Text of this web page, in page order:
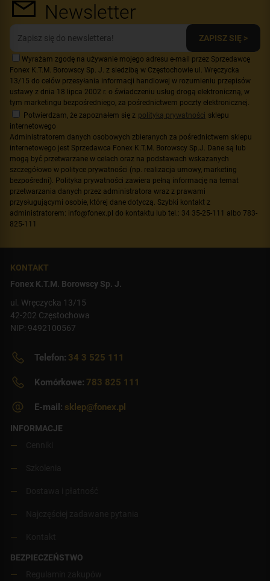
Newsletter
ZAPISZ SIĘ >
Wyrażam zgodę na używanie mojego adresu e-mail przez Sprzedawcę
Fonex K.T.M. Borowscy Sp. J. z siedzibą w Częstochowie ul. Wręczycka
13/15 do celów przesyłania informacji handlowej w rozumieniu przepisów
ustawy z dnia 18 lipca 2002 r. o świadczeniu usług drogą elektroniczną, w
tym marketingu bezpośredniego, za pośrednictwem poczty elektronicznej.
Potwierdzam, że zapoznałem się z polityką prywatności sklepu
internetowego
Administratorem danych osobowych zbieranych za pośrednictwem sklepu
internetowego jest Sprzedawca Fonex K.T.M. Borowscy Sp.J. Dane są lub
mogą być przetwarzane w celach oraz na podstawach wskazanych
szczegółowo w polityce prywatności (np. realizacja umowy, marketing
bezpośredni). Polityka prywatności zawiera pełną informację na temat
przetwarzania danych przez administratora wraz z prawami
przysługującymi osobie, której dane dotyczą. Szybki kontakt z
administratorem: info@fonex.pl do kontaktu lub tel.: 34 35-25-111 albo 783-
825-111
KONTAKT
Fonex K.T.M. Borowscy Sp. J.
ul. Wręczycka 13/15
42-202 Częstochowa
NIP: 9492100567
Telefon: 34 3 525 111
Komórkowe: 783 825 111
E-mail: sklep@fonex.pl
INFORMACJE
BEZPIECZEŃSTWO